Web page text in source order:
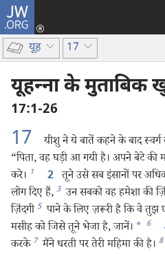
JW.ORG
यूह 17
यूहन्‍ना के मुताबिक
17:1-26
17
यीशु ने ये बातें कहने के बाद
“पिता, वह घड़ी आ गयी है। अपने बेटे की
करे। 1 2 तूने उसे सब इंसानों पर
लोग दिए हैं, 3 उन सबको वह हमेशा की
ज़िंदगी 5 पाने के लिए ज़रूरी है कि वे तुझ
मसीह को जिसे तूने भेजा है, जानें। * 6
करके 7 मैंने धरती पर तेरी महिमा की है। 8